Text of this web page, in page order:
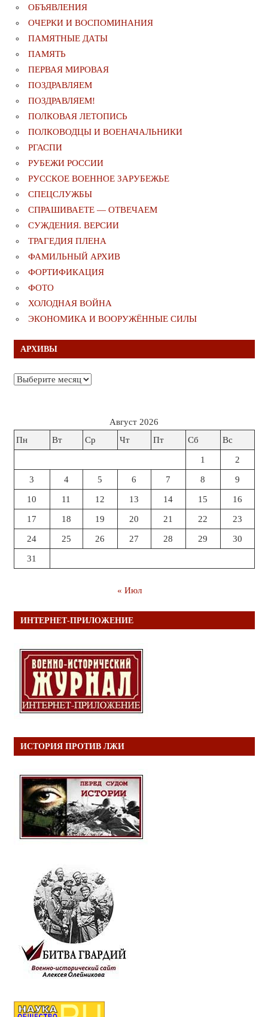
ОБЪЯВЛЕНИЯ
ОЧЕРКИ И ВОСПОМИНАНИЯ
ПАМЯТНЫЕ ДАТЫ
ПАМЯТЬ
ПЕРВАЯ МИРОВАЯ
ПОЗДРАВЛЯЕМ
ПОЗДРАВЛЯЕМ!
ПОЛКОВАЯ ЛЕТОПИСЬ
ПОЛКОВОДЦЫ И ВОЕНАЧАЛЬНИКИ
РГАСПИ
РУБЕЖИ РОССИИ
РУССКОЕ ВОЕННОЕ ЗАРУБЕЖЬЕ
СПЕЦСЛУЖБЫ
СПРАШИВАЕТЕ — ОТВЕЧАЕМ
СУЖДЕНИЯ. ВЕРСИИ
ТРАГЕДИЯ ПЛЕНА
ФАМИЛЬНЫЙ АРХИВ
ФОРТИФИКАЦИЯ
ФОТО
ХОЛОДНАЯ ВОЙНА
ЭКОНОМИКА И ВООРУЖЁННЫЕ СИЛЫ
АРХИВЫ
Архивы
Август 2026
Пн
Вт Ср Чт Пт Сб Вс
1 2
3 4 5 6 7 8 9
10 11 12 13 14 15 16
17 18 19 20 21 22 23
24 25 26 27 28 29 30
31
« Июл
ИНТЕРНЕТ-ПРИЛОЖЕНИЕ
ИСТОРИЯ ПРОТИВ ЛЖИ